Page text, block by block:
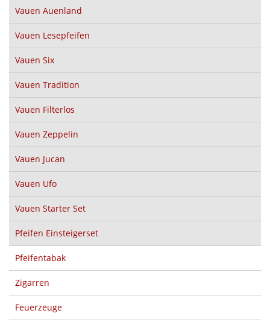
Vauen Auenland
Vauen Lesepfeifen
Vauen Six
Vauen Tradition
Vauen Filterlos
Vauen Zeppelin
Vauen Jucan
Vauen Ufo
Vauen Starter Set
Pfeifen Einsteigerset
Pfeifentabak
Zigarren
Feuerzeuge